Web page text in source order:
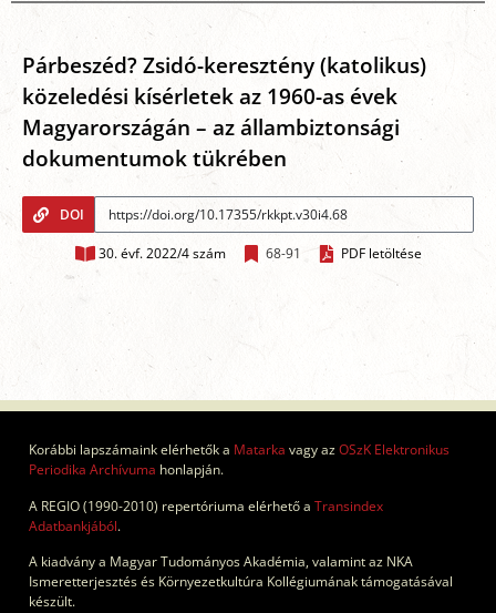
Párbeszéd? Zsidó-keresztény (katolikus)
közeledési kísérletek az 1960-as évek
Magyarországán – az állambiztonsági
dokumentumok tükrében
DOI
30. évf. 2022/4 szám 68-91 PDF letöltése
Korábbi lapszámaink elérhetők a Matarka vagy azOSzK Elektronikus
Periodika Archívuma honlapján.
A REGIO (1990-2010) repertóriuma elérhető a Transindex
Adatbankjából.
A kiadvány a Magyar Tudományos Akadémia, valamint az NKA
Ismeretterjesztés és Környezetkultúra Kollégiumának támogatásával
készült.